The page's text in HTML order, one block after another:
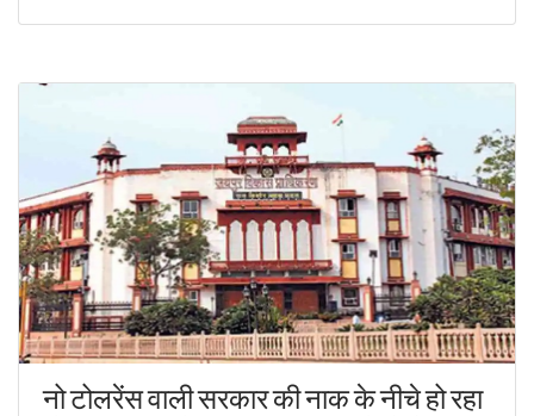
नो टोलरेंस वाली सरकार की नाक के नीचे हो रहा